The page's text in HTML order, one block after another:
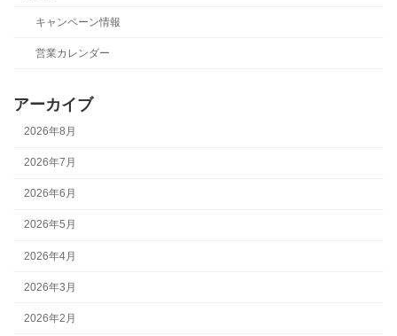
キャンペーン情報
営業カレンダー
アーカイブ
2026年8月
2026年7月
2026年6月
2026年5月
2026年4月
2026年3月
2026年2月